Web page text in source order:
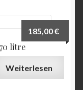
Varianten
Optionen
können
auf
litre
185,00€
Weiterlesen